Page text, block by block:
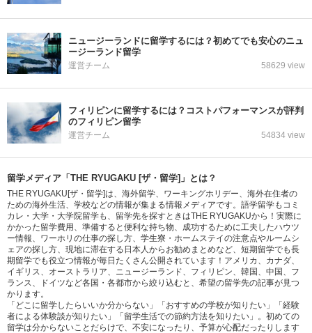
ニュージーランドに留学するには？初めてでも安心のニュ
ージーランド留学
運営チーム 58629 view
フィリピンに留学するには？コストパフォーマンスが評判
のフィリピン留学
運営チーム 54834 view
留学メディア「THE RYUGAKU [ザ・留学]」とは？
THE RYUGAKU[ザ・留学]は、海外留学、ワーキングホリデー、海外在住者の
ための海外生活、学校などの情報が集まる情報メディアです。語学留学もコミ
カレ・大学・大学院留学も、留学先を探すときはTHE RYUGAKUから！実際に
かかった留学費用、準備すると便利な持ち物、成功するために工夫したハウツ
ー情報、ワーホリの仕事の探し方、学生寮・ホームステイの注意点やルームシ
ェアの探し方、現地に滞在する日本人からお勧めまとめなど、短期留学でも長
期留学でも役立つ情報が毎日たくさん公開されています！アメリカ、カナダ、
イギリス、オーストラリア、ニュージーランド、フィリピン、韓国、中国、フ
ランス、ドイツなど各国・各都市から絞り込むと、希望の留学先の記事が見つ
かります。
「どこに留学したらいいか分からない」「おすすめの学校が知りたい」「経験
者による体験談が知りたい」「留学生活での節約方法を知りたい」。初めての
留学は分からないことだらけで、不安になったり、予算が心配だったりします